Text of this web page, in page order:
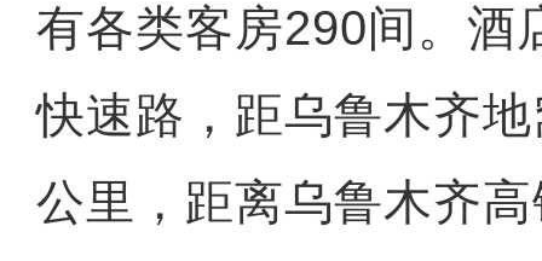
有各类客房290间。酒
快速路，距乌鲁木齐
公里，距离乌鲁木齐